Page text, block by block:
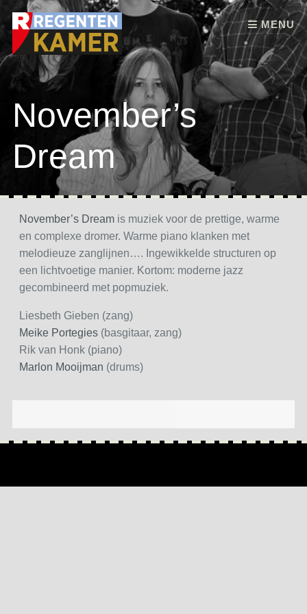
MENU
Skip to content
November’s
Dream
November’s Dreamis muziek voor de prettige, warme
en complexe dromer. Warme piano klanken met
melodieuze zanglijnen…. Ingewikkelde structuren op
een lichtvoetige manier. Kortom: moderne jazz
gecombineerd met popmuziek.
Liesbeth Gieben (zang)
Meike Portegies(basgitaar, zang)
Rik van Honk (piano)
Marlon Mooijman (drums)